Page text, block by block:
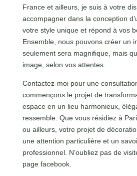
France et ailleurs, je suis à votre
accompagner dans la conception
votre style unique et répond à vos
Ensemble, nous pouvons créer un
seulement sera magnifique, mais
image, selon vos attentes.
Contactez-moipour une
commençons le projet de
espace en un lieu harmonieux,
ressemble. Que vous résidiez à
ou ailleurs, votre projet de
une attention particulière et un
professionnel. N’oubliez pas de
page facebook.